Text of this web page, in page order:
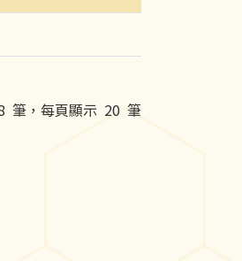
筆，每頁顯示 20 筆